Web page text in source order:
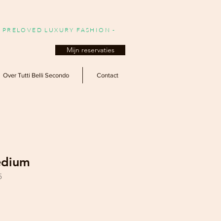
PRELOVED LUXURY FASHION -
Mijn reservaties
Over Tutti Belli Secondo Contact